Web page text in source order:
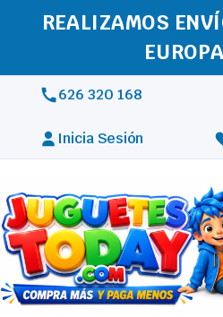
REALIZAMOS
EUROPA
626 320 168
Inicia Sesión